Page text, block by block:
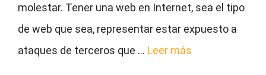
molestar. Tener una web en Internet, sea el tipo
de web que sea, representar estar expuesto a
ataques de terceros que … Leer más